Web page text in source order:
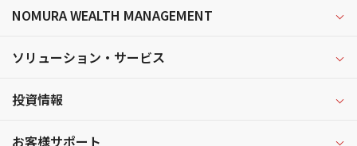
NOMURA WEALTH MANAGEMENT
ソリューション・サービス
投資情報
お客様サポート